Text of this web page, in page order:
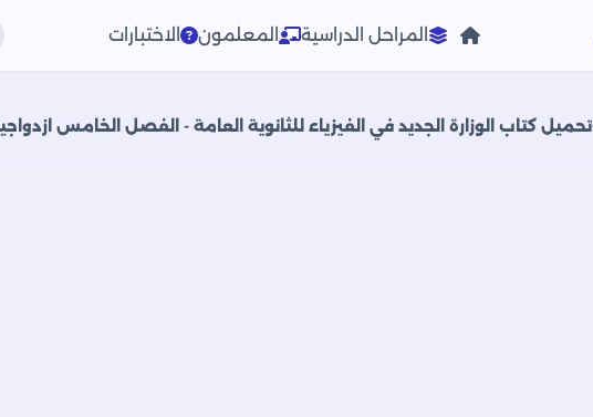
المراحل الدراسية المعلمون الاختبارات
تحميل كتاب الوزارة الجديد في الفيزياء للثانوية العامة - الفصل الخامس